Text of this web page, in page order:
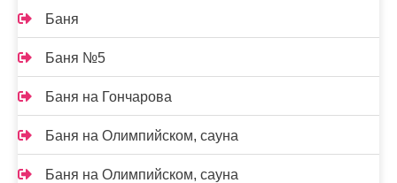
Баня
Баня №5
Баня на Гончарова
Баня на Олимпийском, сауна
Баня на Олимпийском, сауна